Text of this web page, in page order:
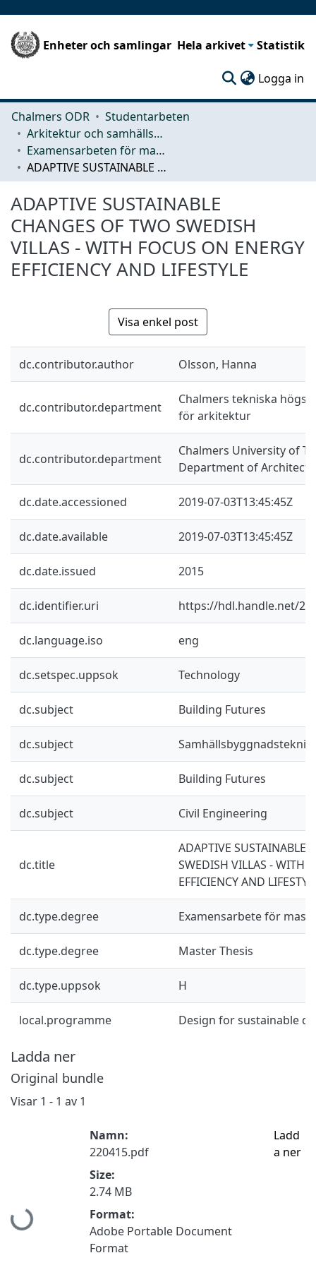
Enheter och samlingar Hela arkivet Statistik
Logga in
Chalmers ODR
Studentarbeten
Arkitektur och samhällsbyggnadsteknik (ACE)
Examensarbeten för masterexamen
ADAPTIVE SUSTAINABLE CHANGES OF TWO SWEDISH VILLAS - WITH FOCUS ON ENERGY EFFICIENCY AND LIFESTYLE
ADAPTIVE SUSTAINABLE
CHANGES OF TWO SWEDISH
VILLAS - WITH FOCUS ON ENERGY
EFFICIENCY AND LIFESTYLE
Visa enkel post
dc.contributor.author Olsson, Hanna
dc.contributor.department
Chalmers tekniska
för arkitektur
dc.contributor.department
Chalmers University of
Department of
dc.date.accessioned 2019-07-03T13:45:45Z
dc.date.available 2019-07-03T13:45:45Z
dc.date.issued 2015
dc.identifier.uri https://hdl.handle.net/
dc.language.iso eng
dc.setspec.uppsok Technology
dc.subject Building Futures
dc.subject Samhällsbyggnadsteknik
dc.subject Building Futures
dc.subject Civil Engineering
dc.title
ADAPTIVE SUSTAINABLE
SWEDISH VILLAS - WITH
EFFICIENCY AND
dc.type.degree Examensarbete för
dc.type.degree Master Thesis
dc.type.uppsok H
local.programme Design for sustainable
Ladda ner
Original bundle
Visar 1 - 1 av 1
Hämtar...
Namn:
220415.pdf
Size:
2.74 MB
Format:
Adobe Portable Document
Format
Ladd
a ner